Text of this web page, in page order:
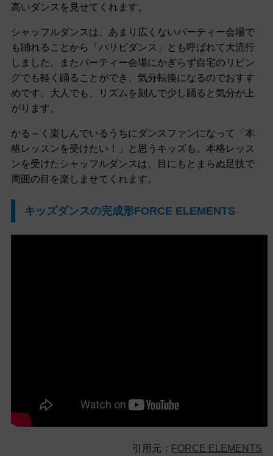
高いダンスを見せてくれます。
シャッフルダンスは、あまり広くないパーティー会場で
も踊れることから「パリピダンス」とも呼ばれて大流行
しました。またパーティー会場にかぎらず自宅のリビン
グでも軽く踊ることができ、気分転換になるのでおすす
めです。大人でも、リズムを刻んで少し踊ると気分が上
がります。
かる～く楽しんでいるうちにダンスファンになって「本
格レッスンを受けたい！」と思うキッズも。本格レッス
ンを受けたシャッフルダンスは、目にもとまらぬ足技で
周囲の目を楽しませてくれます。
キッズダンスの完成形FORCE ELEMENTS
引用元： FORCE ELEMENTS